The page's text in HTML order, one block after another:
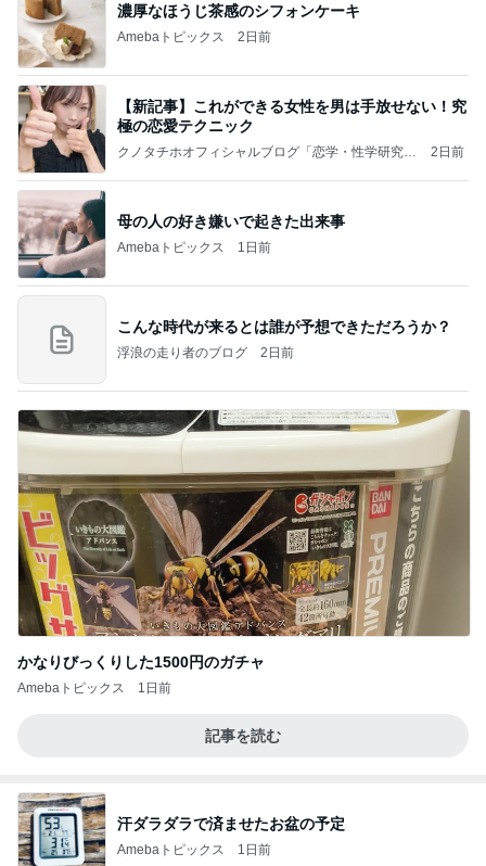
濃厚なほうじ茶感のシフォンケーキ
Amebaトピックス 2日前
【新記事】これができる女性を男は手放せない！究
極の恋愛テクニック
クノタチホオフィシャルブログ「恋学・性学研究
2日前
母の人の好き嫌いで起きた出来事
Amebaトピックス 1日前
こんな時代が来るとは誰が予想できただろうか？
浮浪の走り者のブログ 2日前
かなりびっくりした1500円のガチャ
Amebaトピックス 1日前
記事を読む
汗ダラダラで済ませたお盆の予定
Amebaトピックス 1日前